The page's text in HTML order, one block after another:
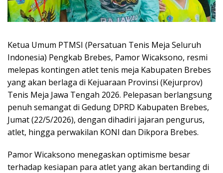
Ketua Umum PTMSI (Persatuan Tenis Meja Seluruh
Indonesia) Pengkab Brebes, Pamor Wicaksono, resmi
melepas kontingen atlet tenis meja Kabupaten Brebes
yang akan berlaga di Kejuaraan Provinsi (Kejurprov)
Tenis Meja Jawa Tengah 2026. Pelepasan berlangsung
penuh semangat di Gedung DPRD Kabupaten Brebes,
Jumat (22/5/2026), dengan dihadiri jajaran pengurus,
atlet, hingga perwakilan KONI dan Dikpora Brebes.
Pamor Wicaksono menegaskan optimisme besar
terhadap kesiapan para atlet yang akan bertanding di